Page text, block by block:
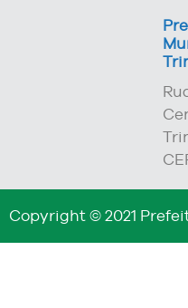
Copyright © 2021